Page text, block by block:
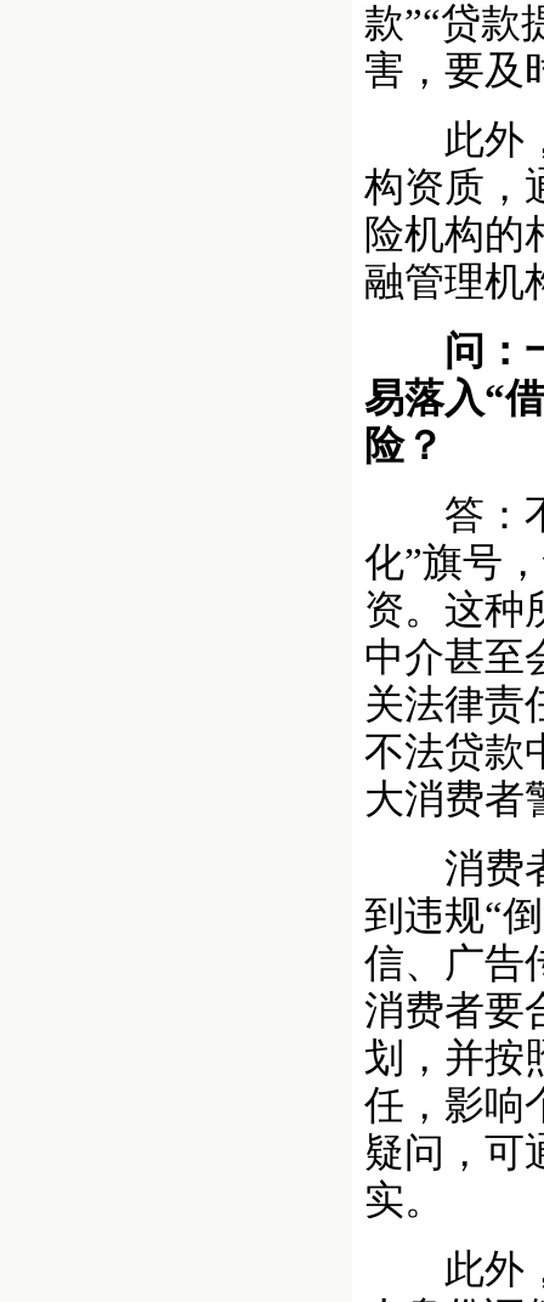
款”“贷款
害，要及
此外，
构资质，
险机构的
融管理机
问：一
易落入“
险？
答：不
化”旗号
资。这种
中介甚至
关法律责
不法贷款
大消费者
消费者
到违规“
信、广告
消费者要
划，并按
任，影响
疑问，可
实。
此外，